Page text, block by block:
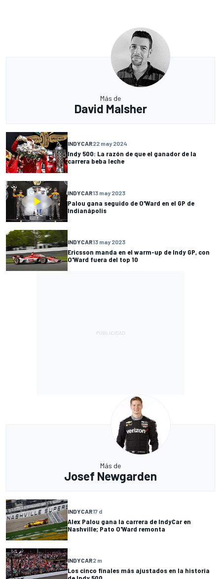
Más de
David Malsher
INDYCAR22 may 2024
Indy 500: La razón de que el ganador de la
carrera beba leche
INDYCAR13 may 2023
Palou gana seguido de O'Ward en el GP de
Indianápolis
INDYCAR13 may 2023
Ericsson manda en el warm-up de Indy GP, con
O'Ward fuera del top 10
Más de
Josef Newgarden
INDYCAR17 d
Alex Palou gana la carrera de IndyCar en
Nashville; Pato O'Ward remonta
INDYCAR2 m
Los cinco finales más ajustados en la historia